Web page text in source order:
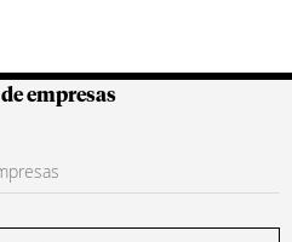
Colombianas
empresas